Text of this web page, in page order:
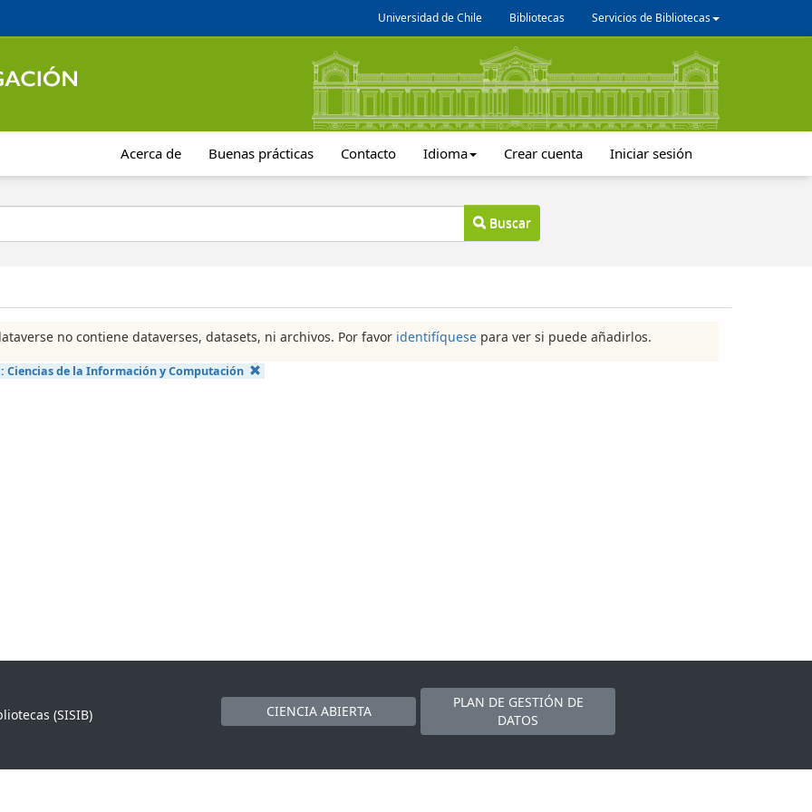
Universidad de Chile Bibliotecas Servicios de Bibliotecas
Acerca de Buenas prácticas Contacto Idioma Crear cuenta Iniciar sesión
Buscar
no contiene dataverses, datasets, ni archivos. Por favor identifíquese para ver si puede añadirlos.
Ciencias de la Información y Computación
(SISIB)
CIENCIA ABIERTA
PLAN DE GESTIÓN DE
DATOS